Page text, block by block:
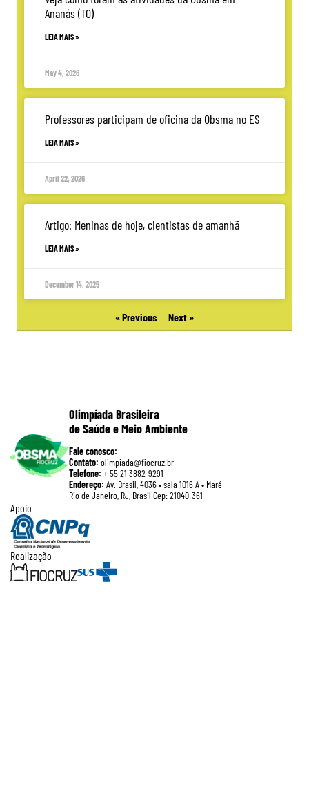
Ananás (TO)
LEIA MAIS »
May 4, 2026
Professores participam de oficina da Obsma no ES
LEIA MAIS »
April 22, 2026
Artigo: Meninas de hoje, cientistas de amanhã
LEIA MAIS »
December 14, 2025
« Previous Next »
Olimpíada Brasileira
de Saúde e Meio Ambiente
Fale conosco:
Contato: olimpiada@fiocruz.br
Telefone: + 55 21 3882-9291
Endereço: Av. Brasil, 4036 • sala 1016 A • Maré
Rio de Janeiro, RJ, Brasil Cep: 21040-361
Apoio
Realização